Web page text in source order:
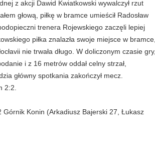
z akcji Dawid Kwiatkowski wywalczył rzut
głową, piłkę w bramce umieścił Radosław
trenera Rojewskiego zaczęli lepiej
piłka znalazła swoje miejsce w bramce,
nie trwała długo. W doliczonym czasie gry,
i z 16 metrów oddał celny strzał,
główny spotkania zakończył mecz.
2:2.
Górnik Konin (Arkadiusz Bajerski 27, Łukasz